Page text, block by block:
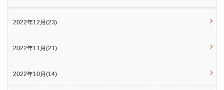
2022年12月(23)
2022年11月(21)
2022年10月(14)